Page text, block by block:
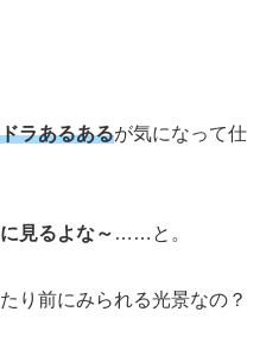
ラあるあるが気になって仕
見るよな～ ……と。
り前にみられる光景なの？